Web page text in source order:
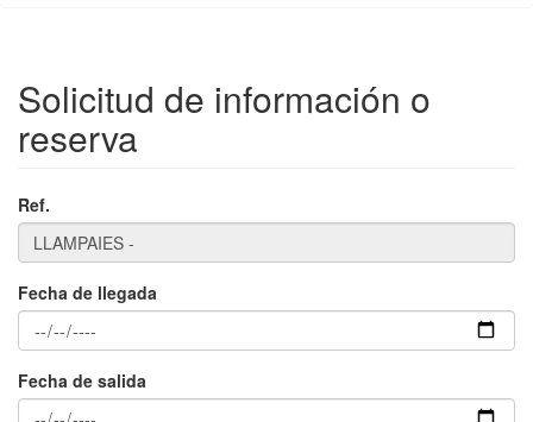
Solicitud de información o
reserva
Ref.
Fecha de llegada
Fecha de salida
×